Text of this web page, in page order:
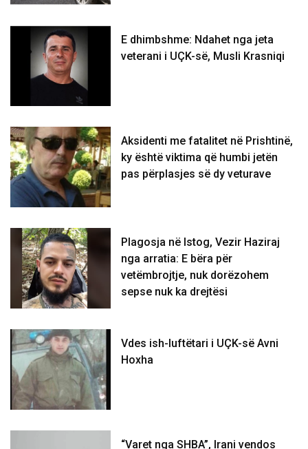
E dhimbshme: Ndahet nga jeta
veterani i UÇK-së, Musli Krasniqi
Aksidenti me fatalitet në Prishtinë,
ky është viktima që humbi jetën
pas përplasjes së dy veturave
Plagosja në Istog, Vezir Haziraj
nga arratia: E bëra për
vetëmbrojtje, nuk dorëzohem
sepse nuk ka drejtësi
Vdes ish-luftëtari i UÇK-së Avni
Hoxha
“Varet nga SHBA”, Irani vendos